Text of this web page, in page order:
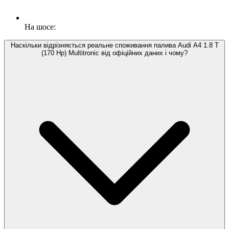
На шосе:
Наскільки відрізняється реальне споживання палива Audi A4 1.8 T
(170 Hp) Multitronic від офіційних даних і чому?